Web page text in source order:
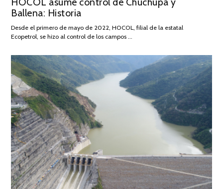
DE
2026
Ballena: Historia
Desde el primero de mayo de 2022, HOCOL, filial de la estatal
Ecopetrol, se hizo al control de los campos …